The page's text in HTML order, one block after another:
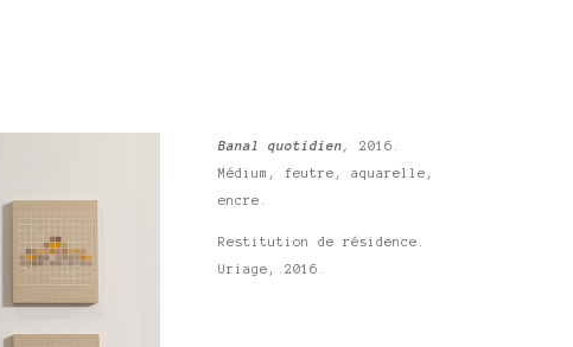
Banal quotidien ,2016.
Médium, feutre, aquarelle,
encre.
Restitution de résidence.
Uriage, 2016.